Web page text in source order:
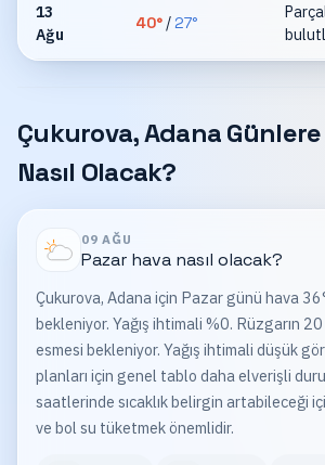
13
Ağu
40°/27°
Çukurova, Adana Günlere
Nasıl Olacak?
09 AĞU
Pazarhava nasıl olacak?
Çukurova, Adana için Pazar günü hava
bekleniyor. Yağış ihtimali %0. Rüzgarın
esmesi bekleniyor. Yağış ihtimali düşük
planları için genel tablo daha elverişli
saatlerinde sıcaklık belirgin artabileceği
ve bol su tüketmek önemlidir.